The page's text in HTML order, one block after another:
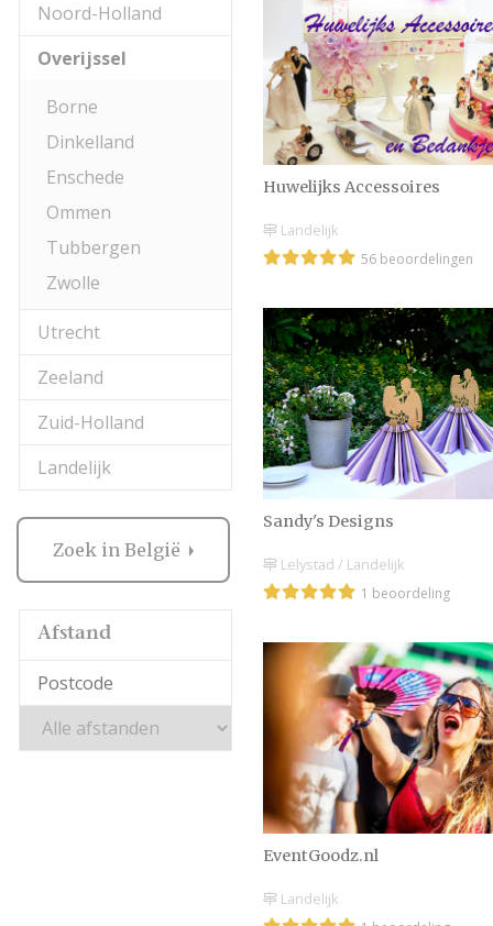
Noord-Holland
Overijssel
Borne
Dinkelland
Enschede
Ommen
Tubbergen
Zwolle
Utrecht
Zeeland
Zuid-Holland
Landelijk
Zoek in België
Afstand
Huwelijks Accessoires
Landelijk
56 beoordelingen
Sandy's Designs
Lelystad / Landelijk
1 beoordeling
EventGoodz.nl
Landelijk